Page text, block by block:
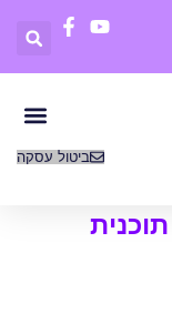
ביטול עסקה